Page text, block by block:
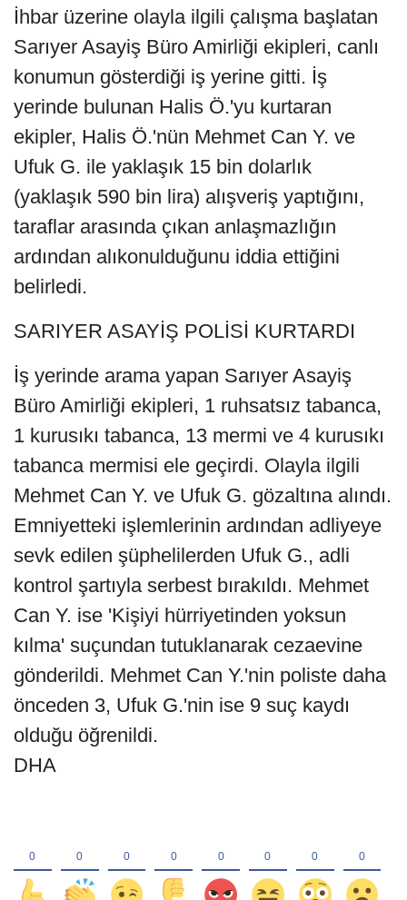
İhbar üzerine olayla ilgili çalışma başlatan
Sarıyer Asayiş Büro Amirliği ekipleri, canlı
konumun gösterdiği iş yerine gitti. İş
yerinde bulunan Halis Ö.'yu kurtaran
ekipler, Halis Ö.'nün Mehmet Can Y. ve
Ufuk G. ile yaklaşık 15 bin dolarlık
(yaklaşık 590 bin lira) alışveriş yaptığını,
taraflar arasında çıkan anlaşmazlığın
ardından alıkonulduğunu iddia ettiğini
belirledi.
SARIYER ASAYİŞ POLİSİ KURTARDI
İş yerinde arama yapan Sarıyer Asayiş
Büro Amirliği ekipleri, 1 ruhsatsız tabanca,
1 kurusıkı tabanca, 13 mermi ve 4 kurusıkı
tabanca mermisi ele geçirdi. Olayla ilgili
Mehmet Can Y. ve Ufuk G. gözaltına alındı.
Emniyetteki işlemlerinin ardından adliyeye
sevk edilen şüphelilerden Ufuk G., adli
kontrol şartıyla serbest bırakıldı. Mehmet
Can Y. ise 'Kişiyi hürriyetinden yoksun
kılma' suçundan tutuklanarak cezaevine
gönderildi. Mehmet Can Y.'nin poliste daha
önceden 3, Ufuk G.'nin ise 9 suç kaydı
olduğu öğrenildi.
DHA